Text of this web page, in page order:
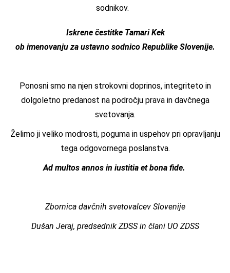
sodnikov.
Iskrene čestitke Tamari Kek
ob imenovanju za ustavno sodnico Republike Slovenije.
Ponosni smo na njen strokovni doprinos, integriteto in
dolgoletno predanost na področju prava in davčnega
svetovanja.
Želimo ji veliko modrosti, poguma in uspehov pri opravljanju
tega odgovornega poslanstva.
Ad multos annos in iustitia et bona fide.
Zbornica davčnih svetovalcev Slovenije
Dušan Jeraj, predsednik ZDSS in člani UO ZDSS